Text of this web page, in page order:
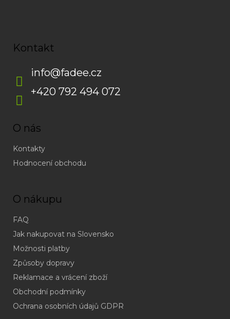
Kontakt
info@fadee.cz
+420 792 494 072
O nás
Kontakty
Hodnocení obchodu
O nákupu
FAQ
Jak nakupovat na Slovensko
Možnosti platby
Způsoby dopravy
Reklamace a vrácení zboží
Obchodní podmínky
Ochrana osobních údajů GDPR
(odpověď
do